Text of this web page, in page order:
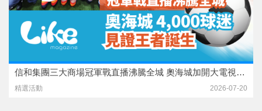
信和集團三大商場冠軍戰直播沸騰全城 奧海城加開大電視迎4,000球迷 見證王者誕生
精選活動 2026-07-20